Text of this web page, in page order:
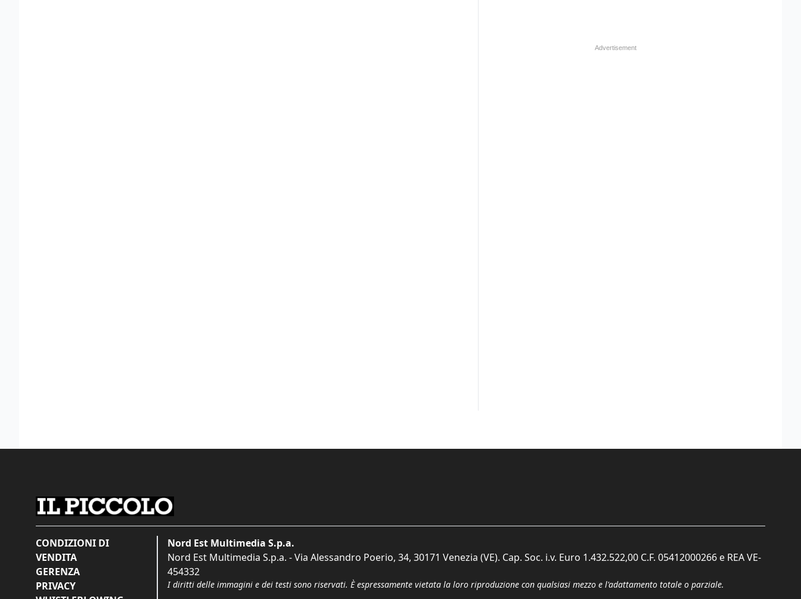
CONDIZIONI DI
VENDITA
GERENZA
PRIVACY
Nord Est Multimedia S.p.a.
Nord Est Multimedia S.p.a. - Via Alessandro Poerio, 34, 30171 Venezia (VE). Cap. Soc. i.v. Euro 1.432.522,00 C.F. 05412000266 e REA VE-
454332
I diritti delle immagini e dei testi sono riservati. È espressamente vietata la loro riproduzione con qualsiasi mezzo e l'adattamento totale o parziale.